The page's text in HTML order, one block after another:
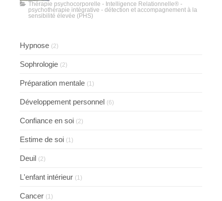
Thérapie psychocorporelle - Intelligence Relationnelle® -
psychothérapie intégrative - détection et accompagnement à la
sensibilité élevée (PHS)
Hypnose (2)
Sophrologie (2)
Préparation mentale (1)
Développement personnel (6)
Confiance en soi (2)
Estime de soi (1)
Deuil (2)
L'enfant intérieur (1)
Cancer (1)